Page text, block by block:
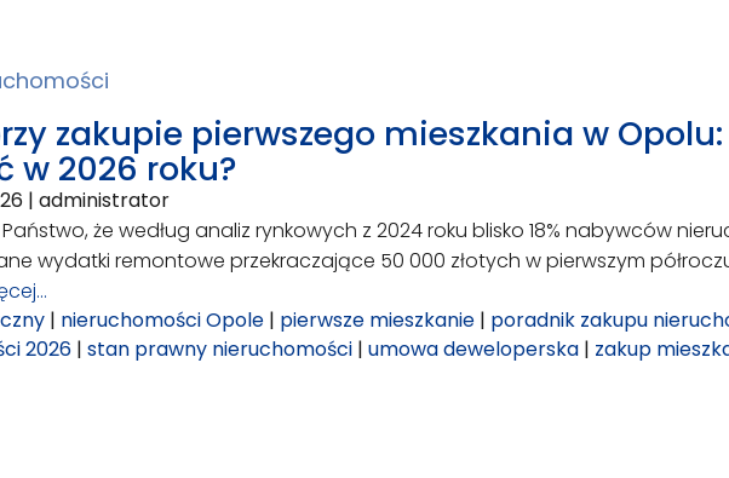
zakupie pierwszego mieszkania w
w 2026 roku?
| administrator
że według analiz rynkowych z 2024 roku blisko 18% nabywców
wydatki remontowe przekraczające 50 000 złotych w pierwszym
| nieruchomości Opole| pierwsze mieszkanie| poradnik zakupu
2026| stan prawny nieruchomości| umowa deweloperska| zakup